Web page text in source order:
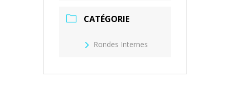
CATÉGORIE
Rondes Internes